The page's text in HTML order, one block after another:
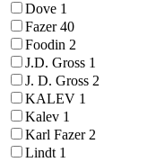
Dove 1
Fazer40
Foodin 2
J.D. Gross 1
J. D. Gross 2
KALEV 1
Kalev 1
Karl Fazer2
Lindt 1